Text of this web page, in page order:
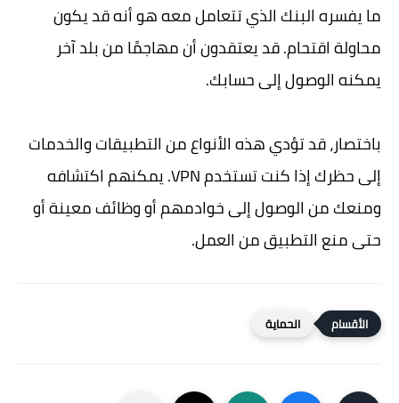
ما يفسره البنك الذي تتعامل معه هو أنه قد يكون
محاولة اقتحام. قد يعتقدون أن مهاجمًا من بلد آخر
يمكنه الوصول إلى حسابك.
باختصار، قد تؤدي هذه الأنواع من التطبيقات والخدمات
إلى حظرك إذا كنت تستخدم VPN. يمكنهم اكتشافه
ومنعك من الوصول إلى خوادمهم أو وظائف معينة أو
حتى منع التطبيق من العمل.
الحماية